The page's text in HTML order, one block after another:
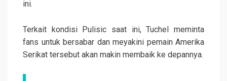
ini.
Terkait kondisi Pulisic saat ini, Tuchel meminta
fans untuk bersabar dan meyakini pemain Amerika
Serikat tersebut akan makin membaik ke depannya.